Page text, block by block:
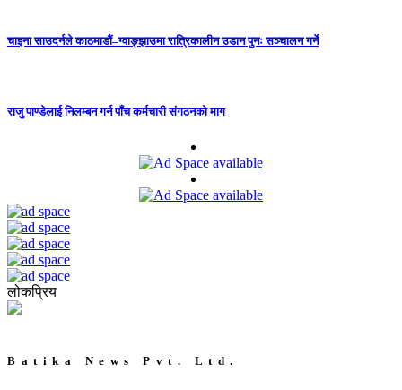
चाइना साउदर्नले काठमाडौं–ग्वाङ्झाउमा रात्रिकालीन उडान पुनः सञ्चालन गर्ने
राजु पाण्डेलाई निलम्बन गर्न पाँच कर्मचारी संगठनको माग
लोकप्रिय
Batika News Pvt. Ltd.